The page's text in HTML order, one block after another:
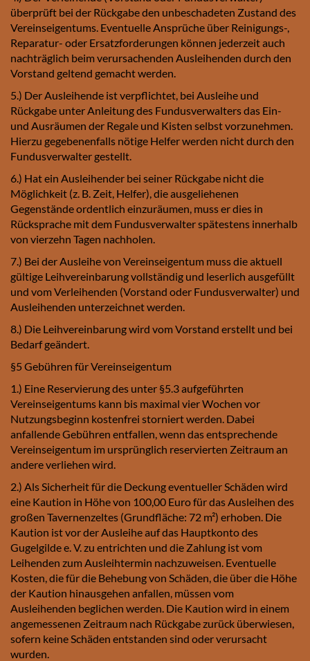
überprüft bei der Rückgabe den unbeschadeten Zustand des
Vereinseigentums. Eventuelle Ansprüche über Reinigungs-,
Reparatur- oder Ersatzforderungen können jederzeit auch
nachträglich beim verursachenden Ausleihenden durch den
Vorstand geltend gemacht werden.
5.) Der Ausleihende ist verpflichtet, bei Ausleihe und
Rückgabe unter Anleitung des Fundusverwalters das Ein-
und Ausräumen der Regale und Kisten selbst vorzunehmen.
Hierzu gegebenenfalls nötige Helfer werden nicht durch den
Fundusverwalter gestellt.
6.) Hat ein Ausleihender bei seiner Rückgabe nicht die
Möglichkeit (z. B. Zeit, Helfer), die ausgeliehenen
Gegenstände ordentlich einzuräumen, muss er dies in
Rücksprache mit dem Fundusverwalter spätestens innerhalb
von vierzehn Tagen nachholen.
7.) Bei der Ausleihe von Vereinseigentum muss die aktuell
gültige Leihvereinbarung vollständig und leserlich ausgefüllt
und vom Verleihenden (Vorstand oder Fundusverwalter) und
Ausleihenden unterzeichnet werden.
8.) Die Leihvereinbarung wird vom Vorstand erstellt und bei
Bedarf geändert.
§5 Gebühren für Vereinseigentum
1.) Eine Reservierung des unter §5.3 aufgeführten
Vereinseigentums kann bis maximal vier Wochen vor
Nutzungsbeginn kostenfrei storniert werden. Dabei
anfallende Gebühren entfallen, wenn das entsprechende
Vereinseigentum im ursprünglich reservierten Zeitraum an
andere verliehen wird.
2.) Als Sicherheit für die Deckung eventueller Schäden wird
eine Kaution in Höhe von 100,00 Euro für das Ausleihen des
großen Tavernenzeltes (Grundfläche: 72 m²) erhoben. Die
Kaution ist vor der Ausleihe auf das Hauptkonto des
Gugelgilde e. V. zu entrichten und die Zahlung ist vom
Leihenden zum Ausleihtermin nachzuweisen. Eventuelle
Kosten, die für die Behebung von Schäden, die über die Höhe
der Kaution hinausgehen anfallen, müssen vom
Ausleihenden beglichen werden. Die Kaution wird in einem
angemessenen Zeitraum nach Rückgabe zurück überwiesen,
sofern keine Schäden entstanden sind oder verursacht
wurden.